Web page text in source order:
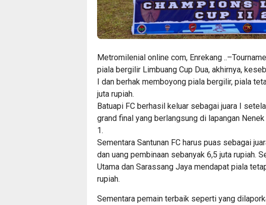
Metromilenial online com, Enrekang
piala bergilir Limbuang Cup Dua, akhirnya,
I dan berhak memboyong piala bergilir, piala
juta rupiah.
Batuapi FC berhasil keluar sebagai juara I
grand final yang berlangsung di lapangan
1.
Sementara Santunan FC harus puas sebagai
dan uang pembinaan sebanyak 6,5 juta rupiah.
Utama dan Sarassang Jaya mendapat piala
rupiah.
Sementara pemain terbaik seperti yang